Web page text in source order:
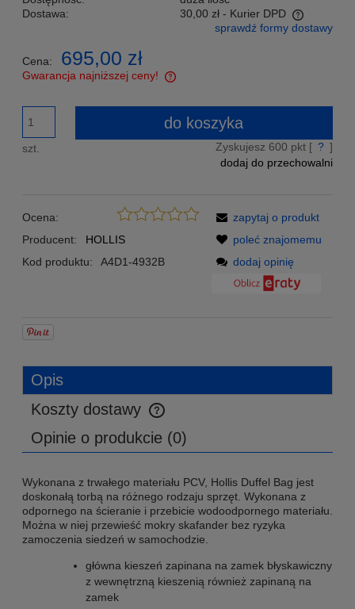
Dostawa:
30,00 zł - Kurier DPD
Cena nie zawiera ewentualnych kosztów płatnościsprawdź formy dostawy
Cena: 695,00 zł
Gwarancja najniższej ceny!
Ci różnicę w cenie!
szt.
do koszyka
Zyskujesz 600 pkt [ ? ]
dodaj do przechowalni
Ocena:
Producent:
HOLLIS
Kod produktu:
A4D1-4932B
zapytaj o produkt
poleć znajomemu
dodaj opinię
Opis
Koszty dostawy
Cena nie zawiera ewentualnych kosztów płatności
Opinie o produkcie (0)
Wykonana z trwałego materiału PCV, Hollis Duffel Bag jest
doskonałą torbą na różnego rodzaju sprzęt. Wykonana z
odpornego na ścieranie i przebicie wodoodpornego materiału.
Można w niej przewieść mokry skafander bez ryzyka
zamoczenia siedzeń w samochodzie.
główna kieszeń zapinana na zamek błyskawiczny
z wewnętrzną kieszenią również zapinaną na
zamek